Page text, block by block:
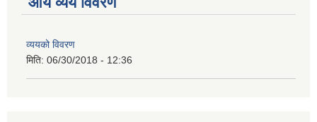
व्ययको विवरण
मिति: 06/30/2018 - 12:36